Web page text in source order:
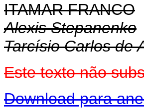
ITAMAR FRANCO
Alexis Stepanenko
Tarcísio Carlos de
Este texto não
Download para